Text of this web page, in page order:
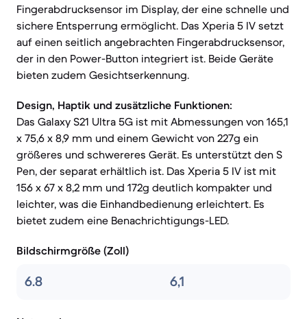
Fingerabdrucksensor im Display, der eine schnelle und
sichere Entsperrung ermöglicht. Das Xperia 5 IV setzt
auf einen seitlich angebrachten Fingerabdrucksensor,
der in den Power-Button integriert ist. Beide Geräte
bieten zudem Gesichtserkennung.
Design, Haptik und zusätzliche Funktionen:
Das Galaxy S21 Ultra 5G ist mit Abmessungen von 165,1
x 75,6 x 8,9 mm und einem Gewicht von 227g ein
größeres und schwereres Gerät. Es unterstützt den S
Pen, der separat erhältlich ist. Das Xperia 5 IV ist mit
156 x 67 x 8,2 mm und 172g deutlich kompakter und
leichter, was die Einhandbedienung erleichtert. Es
bietet zudem eine Benachrichtigungs-LED.
Bildschirmgröße (Zoll)
6.8 6,1